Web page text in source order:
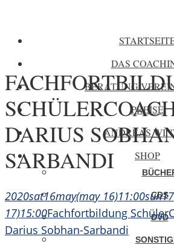
DAS
BERATUNG
PREISE
ANDREAS
SHOP
CDS
DVD
DARIUS
SARBANDI
2020sat16may(may 16)11:00sun17
17)15:00Fachfortbildung
Darius Sobhan-Sarbandi